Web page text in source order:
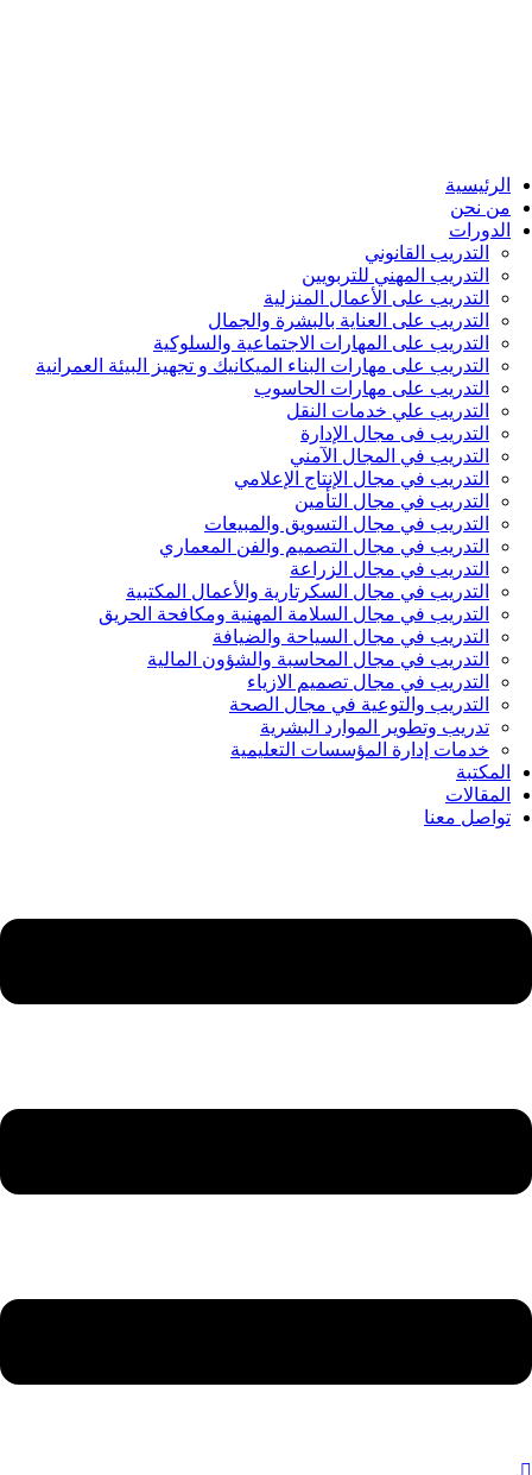
الرئيسية
من نحن
الدورات
التدريب القانوني
التدريب المهني للتربويين
التدريب على الأعمال المنزلية
التدريب على العناية بالبشرة والجمال
التدريب على المهارات الاجتماعية والسلوكية
التدريب على مهارات البناء الميكانيك و تجهيز البيئة العمرانية
التدريب على مهارات الحاسوب
التدريب علي خدمات النقل
التدريب فى مجال الإدارة
التدريب في المجال الآمني
التدريب في مجال الإنتاج الإعلامي
التدريب في مجال التأمين
التدريب في مجال التسويق والمبيعات
التدريب في مجال التصميم والفن المعماري
التدريب في مجال الزراعة
التدريب في مجال السكرتارية والأعمال المكتبية
التدريب في مجال السلامة المهنية ومكافحة الحريق
التدريب في مجال السياحة والضيافة
التدريب في مجال المحاسبة والشؤون المالية
التدريب في مجال تصميم الازياء
التدريب والتوعية في مجال الصحة
تدريب وتطوير الموارد البشرية
خدمات إدارة المؤسسات التعليمية
المكتبة
المقالات
تواصل معنا